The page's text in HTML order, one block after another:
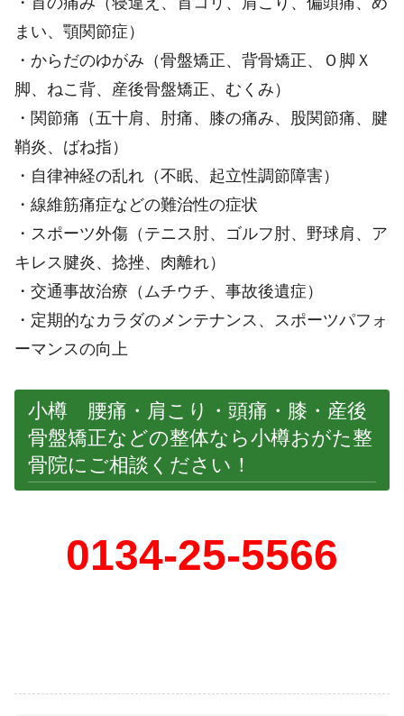
まい、顎関節症）
・からだのゆがみ（骨盤矯正、背骨矯正、Ｏ脚Ｘ
脚、ねこ背、産後骨盤矯正、むくみ）
・関節痛（五十肩、肘痛、膝の痛み、股関節痛、腱
鞘炎、ばね指）
・自律神経の乱れ（不眠、起立性調節障害）
・線維筋痛症などの難治性の症状
・スポーツ外傷（テニス肘、ゴルフ肘、野球肩、ア
キレス腱炎、捻挫、肉離れ）
・交通事故治療（ムチウチ、事故後遺症）
・定期的なカラダのメンテナンス、スポーツパフォ
ーマンスの向上
小樽 腰痛・肩こり・頭痛・膝・産後
骨盤矯正などの整体なら小樽おがた整
骨院にご相談ください！
0134-25-5566